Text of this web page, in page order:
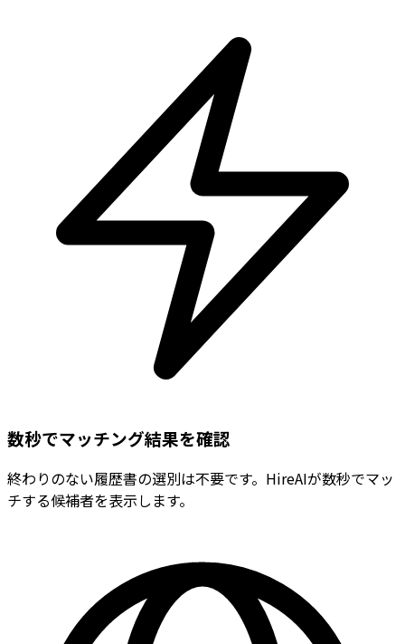
数秒でマッチング結果を確認
終わりのない履歴書の選別は不要です。HireAIが数秒でマッ
チする候補者を表示します。